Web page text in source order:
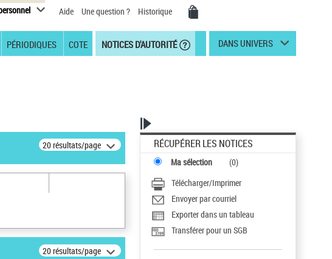
Aide Une question ? Historique
PÉRIODIQUES COTE NOTICES D'AUTORITÉ DANS UNIVERS
20 résultats/page
20 résultats/page
RÉCUPÉRER LES NOTICES
Ma sélection (0)
Télécharger/Imprimer
Envoyer par courriel
Exporter dans un tableau
Transférer pour un SGB